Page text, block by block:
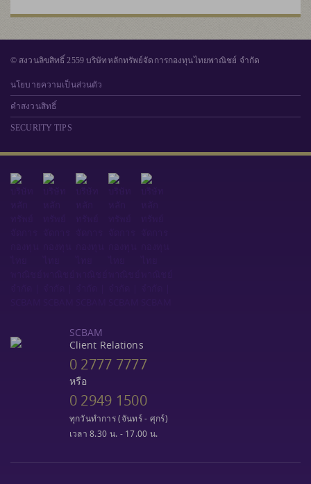
© สงวนลิขสิทธิ์ 2559 บริษัทหลักทรัพย์จัดการกองทุนไทยพาณิชย์ จำกัด
นโยบายความเป็นส่วนตัว
คำสงวนสิทธิ์
SECURITY TIPS
SCBAM
Client Relations
0 2777 7777
หรือ
0 2949 1500
ทุกวันทำการ (จันทร์ - ศุกร์)
เวลา 8.30 น. - 17.00 น.